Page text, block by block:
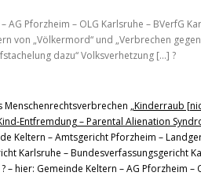
AG Pforzheim – OLG Karlsruhe – BVerfG
von „Völkermord“ und „Verbrechen
dazu“ Volksverhetzung […] ?
„Kinderraub
Entfremdung – Parental Alienation
Keltern – Amtsgericht Pforzheim –
Karlsruhe – Bundesverfassungsgericht
– hier: Gemeinde Keltern – AG Pforzheim –